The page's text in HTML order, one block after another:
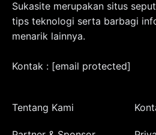
Sukasite merupakan situs
tips teknologi serta barbagi
menarik lainnya.
Kontak : [email protected]
Tentang Kami